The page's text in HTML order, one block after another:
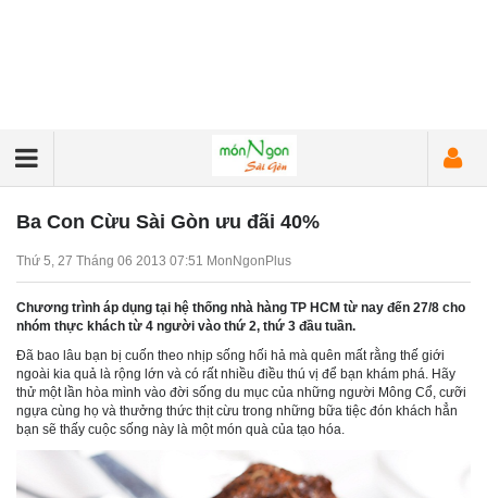
Ba Con Cừu Sài Gòn ưu đãi 40%
Thứ 5, 27 Tháng 06 2013 07:51 MonNgonPlus
Chương trình áp dụng tại hệ thống nhà hàng TP HCM từ nay đến 27/8 cho
nhóm thực khách từ 4 người vào thứ 2, thứ 3 đầu tuần.
Đã bao lâu bạn bị cuốn theo nhịp sống hối hả mà quên mất rằng thế giới
ngoài kia quả là rộng lớn và có rất nhiều điều thú vị để bạn khám phá. Hãy
thử một lần hòa mình vào đời sống du mục của những người Mông Cổ, cưỡi
ngựa cùng họ và thưởng thức thịt cừu trong những bữa tiệc đón khách hẳn
bạn sẽ thấy cuộc sống này là một món quà của tạo hóa.